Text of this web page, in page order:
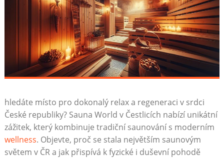
hledáte místo pro dokonalý⁢ relax a regeneraci v srdci
České republiky? Sauna‌ World‍ v Čestlicích nabízí unikátní ​
zážitek, který kombinuje‌ tradiční saunování⁢ s moderním
wellness. Objevte,‍ proč se stala ‍největším saunovým
světem v ČR a jak⁣ přispívá k fyzické ​i duševní ⁣pohodě